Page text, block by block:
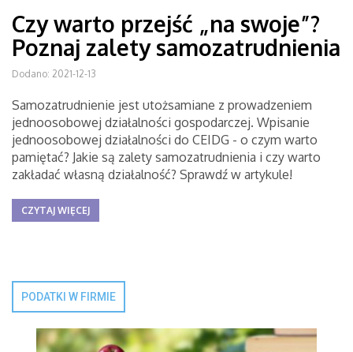
Czy warto przejść „na swoje”?
Poznaj zalety samozatrudnienia
Dodano: 2021-12-13
Samozatrudnienie jest utożsamiane z prowadzeniem
jednoosobowej działalności gospodarczej. Wpisanie
jednoosobowej działalności do CEIDG - o czym warto
pamiętać? Jakie są zalety samozatrudnienia i czy warto
zakładać własną działalność? Sprawdź w artykule!
CZYTAJ WIĘCEJ
PODATKI W FIRMIE